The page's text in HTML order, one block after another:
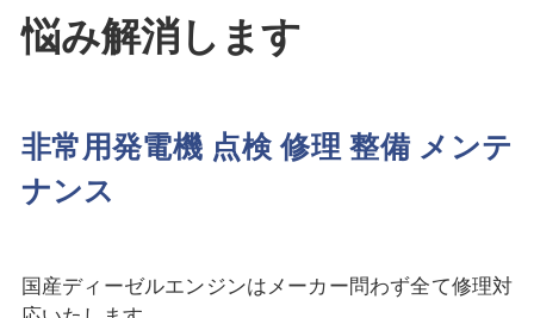
悩み解消します
非常用発電機 点検 修理 整備 メンテ
ナンス
国産ディーゼルエンジンはメーカー問わず全て修理対